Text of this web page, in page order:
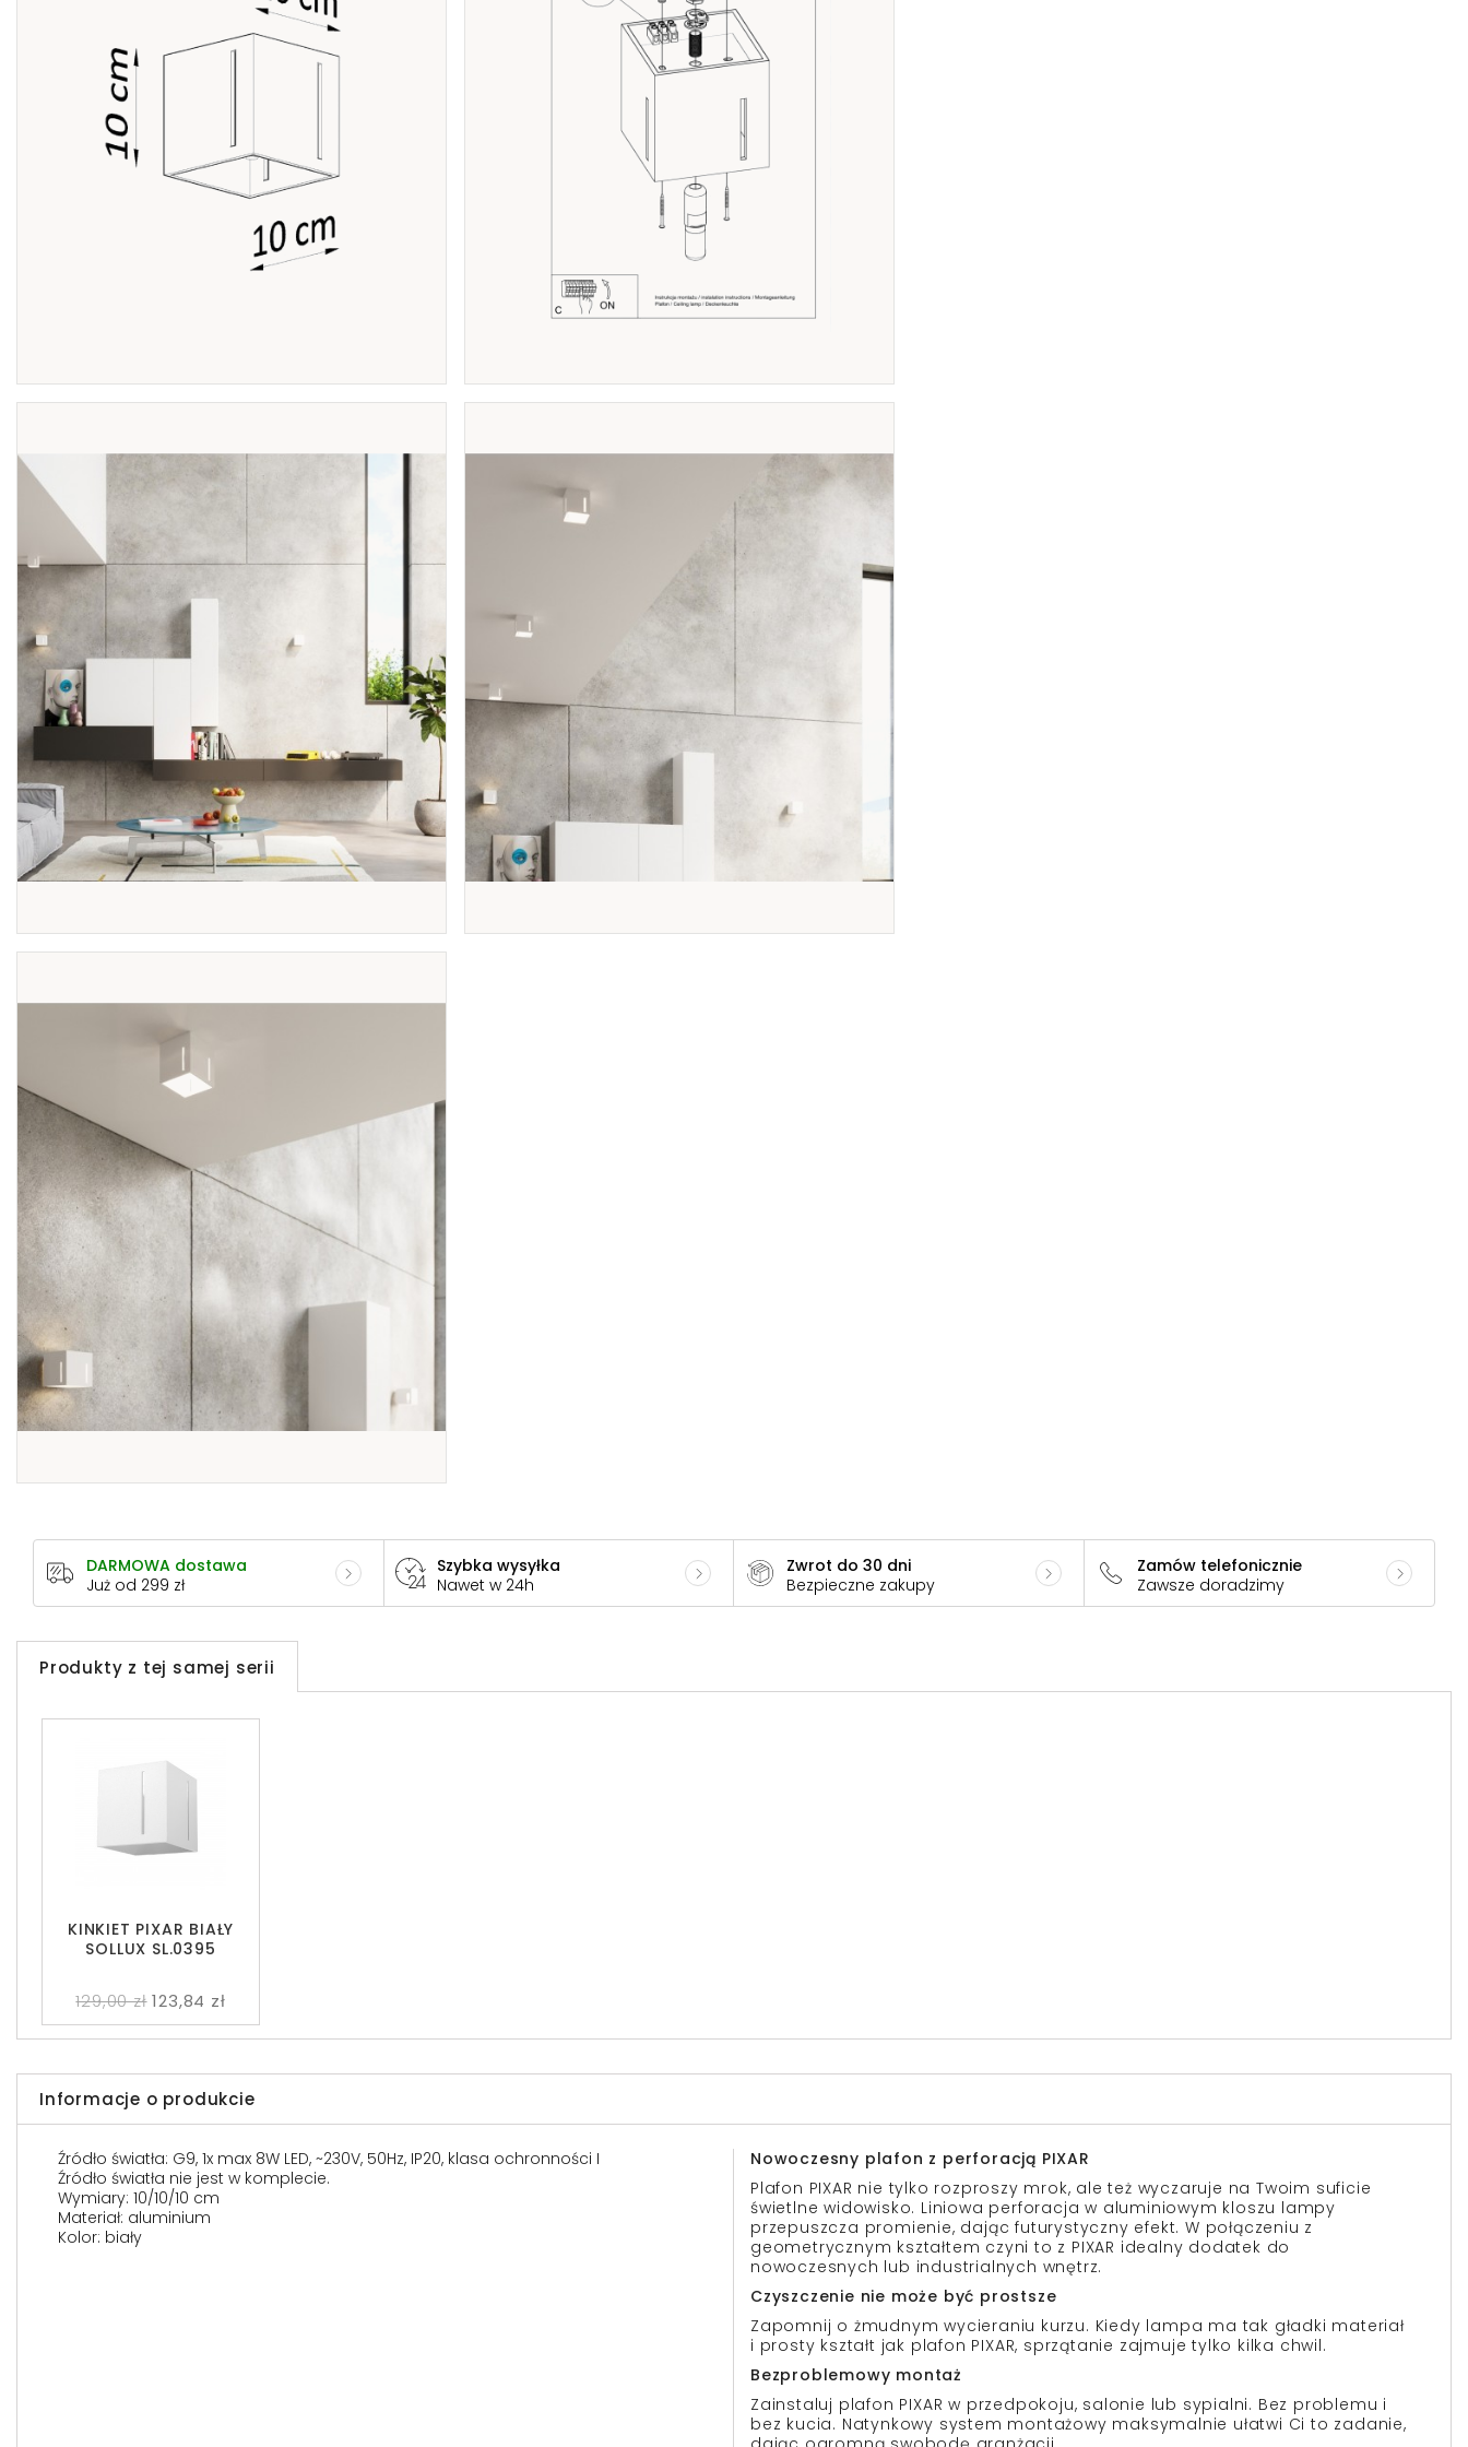
DARMOWA dostawa
Już od 299 zł
Szybka wysyłka
Nawet w 24h
Zwrot do 30 dni
Bezpieczne zakupy
Zamów telefonicznie
Zawsze doradzimy
Produkty z tej samej serii
KINKIET PIXAR BIAŁY
SOLLUX SL.0395
129,00 zł 123,84 zł
Informacje o produkcie
Źródło światła: G9, 1x max 8W LED, ~230V, 50Hz, IP20, klasa ochronności I
Źródło światła nie jest w komplecie.
Wymiary: 10/10/10 cm
Materiał: aluminium
Kolor: biały
Nowoczesny plafon z perforacją PIXAR
Plafon PIXAR nie tylko rozproszy mrok, ale też wyczaruje na Twoim suficie
świetlne widowisko. Liniowa perforacja w aluminiowym kloszu lampy
przepuszcza promienie, dając futurystyczny efekt. W połączeniu z
geometrycznym kształtem czyni to z PIXAR idealny dodatek do
nowoczesnych lub industrialnych wnętrz.
Czyszczenie nie może być prostsze
Zapomnij o żmudnym wycieraniu kurzu. Kiedy lampa ma tak gładki materiał
i prosty kształt jak plafon PIXAR, sprzątanie zajmuje tylko kilka chwil.
Bezproblemowy montaż
Zainstaluj plafon PIXAR w przedpokoju, salonie lub sypialni. Bez problemu i
bez kucia. Natynkowy system montażowy maksymalnie ułatwi Ci to zadanie,